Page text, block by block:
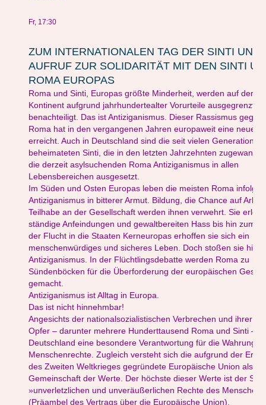
Fr, 17:30
ZUM INTERNATIONALEN TAG DER SINTI UND
AUFRUF ZUR SOLIDARITÄT MIT DEN SINTI
ROMA EUROPAS
Roma und Sinti, Europas größte Minderheit, werden auf dem
Kontinent aufgrund jahrhundertealter Vorurteile ausgegrenzt
benachteiligt. Das ist Antiziganismus. Dieser Rassismus gegen
Roma hat in den vergangenen Jahren europaweit eine neue
erreicht. Auch in Deutschland sind die seit vielen Generationen
beheimateten Sinti, die in den letzten Jahrzehnten
die derzeit asylsuchenden Roma Antiziganismus in allen
Lebensbereichen ausgesetzt.
Im Süden und Osten Europas leben die meisten Roma infolge
Antiziganismus in bitterer Armut. Bildung, die Chance auf
Teilhabe an der Gesellschaft werden ihnen verwehrt. Sie
ständige Anfeindungen und gewaltbereiten Hass bis hin zum
der Flucht in die Staaten Kerneuropas erhoffen sie sich ein
menschenwürdiges und sicheres Leben. Doch stoßen sie hier
Antiziganismus. In der Flüchtlingsdebatte werden Roma zu
Sündenböcken für die Überforderung der europäischen
gemacht.
Antiziganismus ist Alltag in Europa.
Das ist nicht hinnehmbar!
Angesichts der nationalsozialistischen Verbrechen und ihrer
Opfer – darunter mehrere Hunderttausend Roma und Sinti –
Deutschland eine besondere Verantwortung für die Wahrung
Menschenrechte. Zugleich versteht sich die aufgrund der
des Zweiten Weltkrieges gegründete Europäische Union als
Gemeinschaft der Werte. Der höchste dieser Werte ist der
»unverletzlichen und unveräußerlichen Rechte des Menschen«
(Präambel des Vertrags über die Europäische Union).